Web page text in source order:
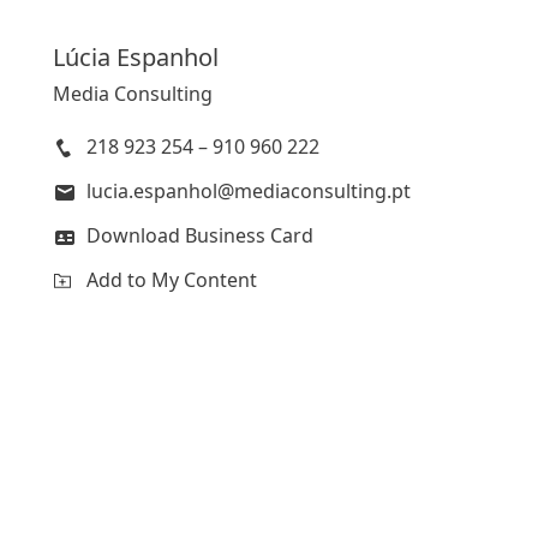
Lúcia Espanhol
Media Consulting
218 923 254 – 910 960 222
lucia.espanhol@mediaconsulting.pt
Download Business Card
Add to My Content